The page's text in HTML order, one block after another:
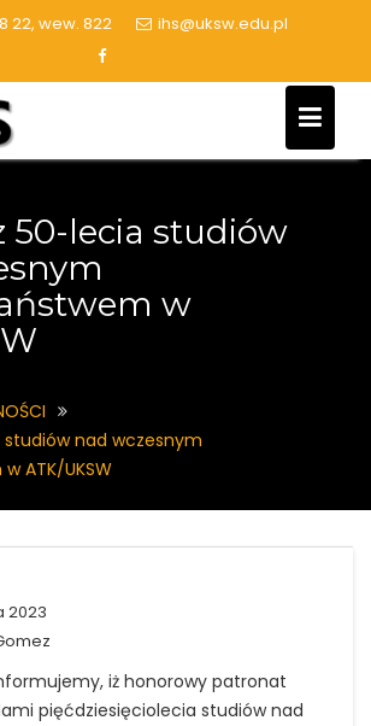
22, wew. 822 ihs@uksw.edu.pl
50-lecia studiów
w
nad wczesnym
ATK/UKSW
2023
iż honorowy patronat
pięćdziesięciolecia studiów nad